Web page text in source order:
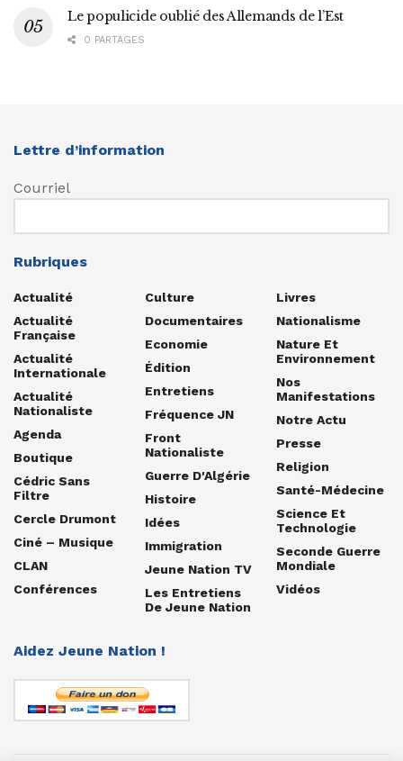
Le populicide oublié des Allemands de l’Est
0 PARTAGES
Lettre d’information
Courriel
Rubriques
Actualité
Actualité
Française
Actualité
Internationale
Actualité
Nationaliste
Agenda
Boutique
Cédric Sans
Filtre
Cercle Drumont
Ciné – Musique
CLAN
Conférences
Culture
Documentaires
Economie
Édition
Entretiens
Fréquence JN
Front
Nationaliste
Guerre D'Algérie
Histoire
Idées
Immigration
Jeune Nation TV
Les Entretiens
De Jeune Nation
Livres
Nationalisme
Nature Et
Environnement
Nos
Manifestations
Notre Actu
Presse
Religion
Santé-Médecine
Science Et
Technologie
Seconde Guerre
Mondiale
Vidéos
Aidez Jeune Nation !